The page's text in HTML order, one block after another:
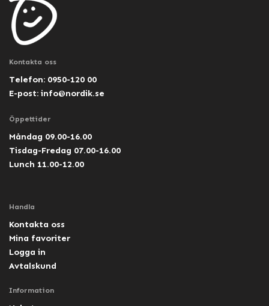
Kontakta oss
Telefon: 0950-120 00
E-post: info@nordik.se
Öppettider
Måndag 09.00-16.00
Tisdag-Fredag 07.00-16.00
Lunch 11.00-12.00
Handla
Kontakta oss
Mina favoriter
Logga in
Avtalskund
Information